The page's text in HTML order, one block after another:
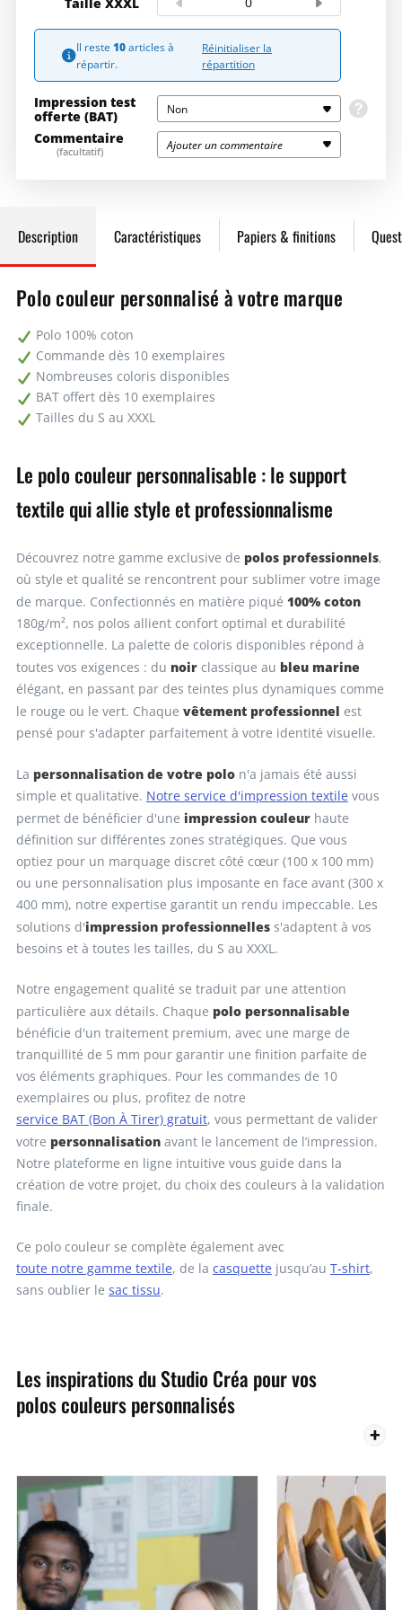
100 13,06€ 1306,00€
200 10,59€
Demandez un devis
Il reste 10articles à
répartir.
Réinitialiser la
répartition
Impression test
offerte (BAT)
Non
Pour toute commande supérieure à 10 exemplaires, nous vous
Commentaire
(facultatif) Ajouter un commentaire
Description Caractéristiques Papiers & finitions
Polo couleur personnalisé à votre marque
Polo 100% coton
Commande dès 10 exemplaires
Nombreuses coloris disponibles
BAT offert dès 10 exemplaires
Tailles du S au XXXL
Le polo couleur personnalisable : le support
textile qui allie style et professionnalisme
Découvrez notre gamme exclusive de polos professionnels,
où style et qualité se rencontrent pour sublimer votre image
de marque. Confectionnés en matière piqué 100% coton
180g/m², nos polos allient confort optimal et durabilité
exceptionnelle. La palette de coloris disponibles répond à
toutes vos exigences : du noirclassique au bleu marine
élégant, en passant par des teintes plus dynamiques comme
le rouge ou le vert. Chaque vêtement professionnel est
pensé pour s'adapter parfaitement à votre identité visuelle.
La personnalisation de votre polon'a jamais été aussi
simple et qualitative. Notre service d'impression textile vous
permet de bénéficier d'une impression couleurhaute
définition sur différentes zones stratégiques. Que vous
optiez pour un marquage discret côté cœur (100 x 100 mm)
ou une personnalisation plus imposante en face avant (300 x
400 mm), notre expertise garantit un rendu impeccable. Les
solutions d'impression professionnelless'adaptent à vos
besoins et à toutes les tailles, du S au XXXL.
Notre engagement qualité se traduit par une attention
particulière aux détails. Chaque polo personnalisable
bénéficie d'un traitement premium, avec une marge de
tranquillité de 5 mm pour garantir une finition parfaite de
vos éléments graphiques. Pour les commandes de 10
exemplaires ou plus, profitez de notre
service BAT (Bon À Tirer) gratuit, vous permettant de valider
votre personnalisationavant le lancement de l’impression.
Notre plateforme en ligne intuitive vous guide dans la
création de votre projet, du choix des couleurs à la validation
finale.
Ce polo couleur se complète également avec
toute notre gamme textile, de la casquette jusqu’au T-shirt,
sans oublier le sac tissu.
Les inspirations du Studio Créa pour vos
polos couleurs personnalisés